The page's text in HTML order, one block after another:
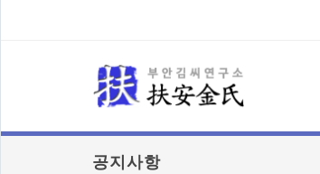
공지사항